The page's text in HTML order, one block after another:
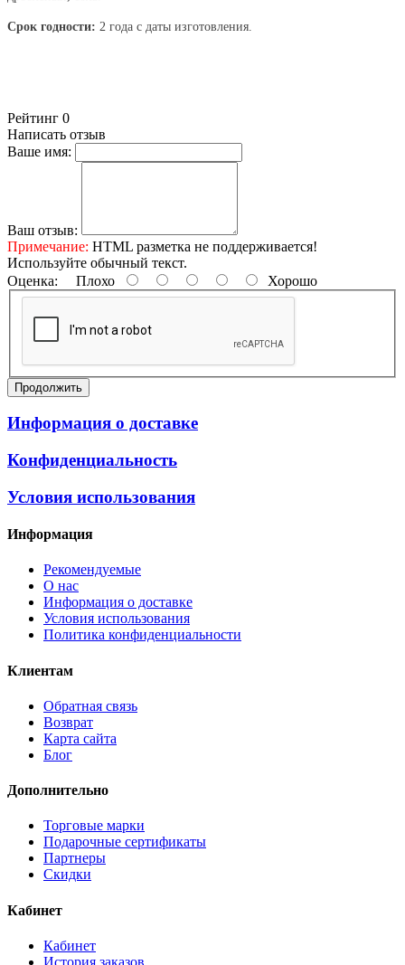
Срок годности: 2 года с даты изготовления.
Рейтинг 0
Написать отзыв
Ваше имя:
Ваш отзыв:
Примечание: HTML разметка не поддерживается!
Используйте обычный текст.
Оценка: Плохо Хорошо
Продолжить
Информация о доставке
Конфиденциальность
Условия использования
Информация
Рекомендуемые
O нас
Информация о доставке
Условия использования
Политика конфиденциальности
Клиентам
Обратная связь
Возврат
Карта сайта
Блог
Дополнительно
Торговые марки
Подарочные сертификаты
Партнеры
Скидки
Кабинет
Кабинет
История заказов